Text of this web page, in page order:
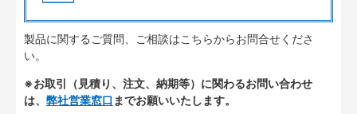
製品に関するご質問、ご相談はこちらからお問合せくださ
い。
※お取引（見積り、注文、納期等）に関わるお問い合わせ
は、 弊社営業窓口 までお願いいたします。